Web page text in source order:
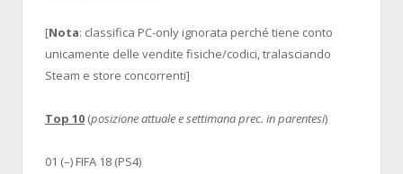
[Nota: classifica PC-only ignorata perché tiene conto
unicamente delle vendite fisiche/codici, tralasciando
Steam e store concorrenti]
Top 10 (posizione attuale e settimana prec. in parentesi)
01 (–) FIFA 18 (PS4)